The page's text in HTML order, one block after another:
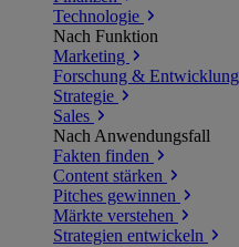
Technologie
Nach Funktion
Marketing
Forschung & Entwicklung
Strategie
Sales
Nach Anwendungsfall
Fakten finden
Content stärken
Pitches gewinnen
Märkte verstehen
Strategien entwickeln